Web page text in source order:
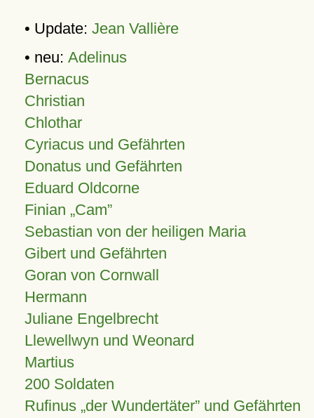
• Update: Jean Vallière
• neu: Adelinus
Bernacus
Christian
Chlothar
Cyriacus und Gefährten
Donatus und Gefährten
Eduard Oldcorne
Finian Cam
Sebastian von der heiligen Maria
Gibert und Gefährten
Goran von Cornwall
Hermann
Juliane Engelbrecht
Llewellwyn und Weonard
Martius
200 Soldaten
Rufinus „der Wundertäter” und Gefährten